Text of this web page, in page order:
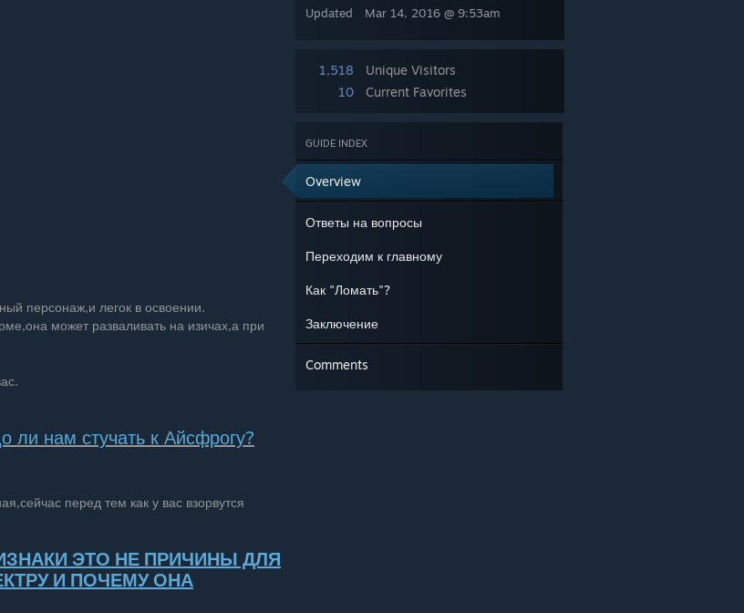
Updated
Mar 14, 2016 @ 9:53am
1,518
Unique Visitors
10
Current Favorites
GUIDE INDEX
Overview
Ответы на вопросы
Переходим к главному
Как "Ломать"?
Заключение
Comments
персонаж,и легок в освоении.
может разваливать на изичах,а при
ли нам стучать к Айсфрогу?
перед тем как у вас взорвутся
ЭТО НЕ ПРИЧИНЫ ДЛЯ
И ПОЧЕМУ ОНА